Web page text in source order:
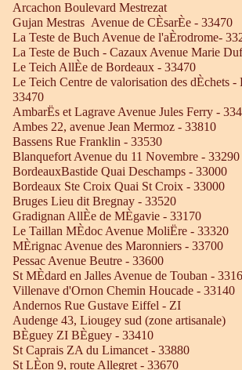
Arcachon Boulevard Mestrezat
Gujan Mestras Avenue de CÈsarÈe - 33470
La Teste de Buch Avenue de l'aÈrodrome-
La Teste de Buch - Cazaux Avenue Marie
Le Teich AllÈe de Bordeaux - 33470
Le Teich Centre de valorisation des dÈchets
33470
AmbarËs et Lagrave Avenue Jules Ferry -
Ambes 22, avenue Jean Mermoz - 33810
Bassens Rue Franklin - 33530
Blanquefort Avenue du 11 Novembre - 33290
BordeauxBastide Quai Deschamps - 33000
Bordeaux Ste Croix Quai St Croix - 33000
Bruges Lieu dit Bregnay - 33520
Gradignan AllÈe de MÈgavie - 33170
Le Taillan MÈdoc Avenue MoliËre - 33320
MÈrignac Avenue des Maronniers - 33700
Pessac Avenue Beutre - 33600
St MÈdard en Jalles Avenue de Touban -
Villenave d'Ornon Chemin Houcade - 33140
Andernos Rue Gustave Eiffel - ZI
Audenge 43, Liougey sud (zone artisanale)
BÈguey ZI BÈguey - 33410
St Caprais ZA du Limancet - 33880
St LÈon 9, route Allegret - 33670